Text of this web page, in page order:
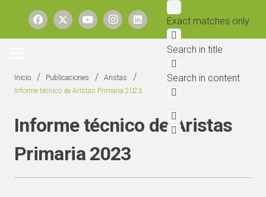
Exact matches only
Search in title
Search in content
Inicio / Publicaciones / Aristas /
Informe técnico de Aristas Primaria 2023
Informe técnico de Aristas
Primaria 2023